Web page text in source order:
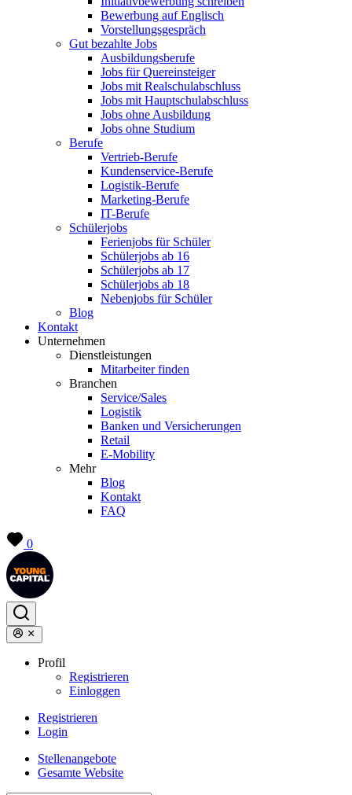
Bewerbung auf Englisch
Vorstellungsgespräch
Gut bezahlte Jobs
Ausbildungsberufe
Jobs für Quereinsteiger
Jobs mit Realschulabschluss
Jobs mit Hauptschulabschluss
Jobs ohne Ausbildung
Jobs ohne Studium
Berufe
Vertrieb-Berufe
Kundenservice-Berufe
Logistik-Berufe
Marketing-Berufe
IT-Berufe
Schülerjobs
Ferienjobs für Schüler
Schülerjobs ab 16
Schülerjobs ab 17
Schülerjobs ab 18
Nebenjobs für Schüler
Blog
Kontakt
Unternehmen
Dienstleistungen
Mitarbeiter finden
Branchen
Service/Sales
Logistik
Banken und Versicherungen
Retail
E-Mobility
Mehr
Blog
Kontakt
FAQ
0
Profil
Registrieren
Einloggen
Registrieren
Login
Stellenangebote
Gesamte Website